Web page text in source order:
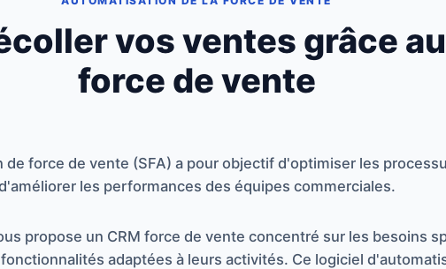
vos ventes grâce
force de vente
de force de vente (SFA) a pour objectif d'optimiser les
les performances des équipes commerciales.
propose un CRM force de vente concentré sur les besoins
adaptées à leurs activités. Ce logiciel